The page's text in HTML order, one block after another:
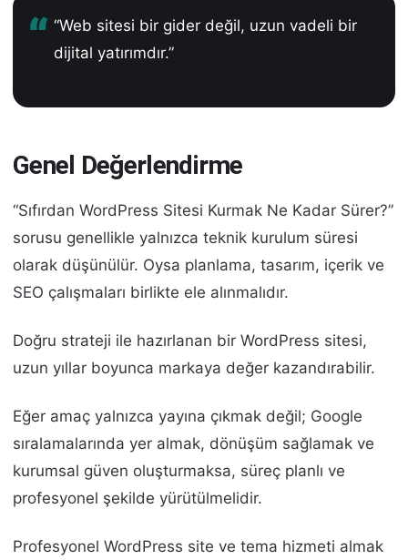
“Web sitesi bir gider değil, uzun vadeli bir
dijital yatırımdır.”
Genel Değerlendirme
“Sıfırdan WordPress Sitesi Kurmak Ne Kadar Sürer?”
sorusu genellikle yalnızca teknik kurulum süresi
olarak düşünülür. Oysa planlama, tasarım, içerik ve
SEO çalışmaları birlikte ele alınmalıdır.
Doğru strateji ile hazırlanan bir WordPress sitesi,
uzun yıllar boyunca markaya değer kazandırabilir.
Eğer amaç yalnızca yayına çıkmak değil; Google
sıralamalarında yer almak, dönüşüm sağlamak ve
kurumsal güven oluşturmaksa, süreç planlı ve
profesyonel şekilde yürütülmelidir.
Profesyonel WordPress site ve tema hizmeti almak